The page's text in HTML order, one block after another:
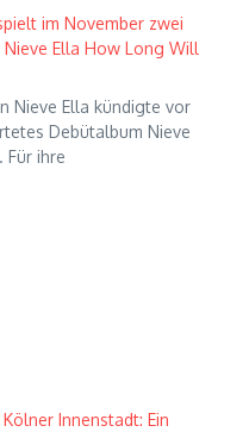
im November zwei
Ella How Long Will
Nieve Ella kündigte vor
Debütalbum Nieve
Für ihre
Innenstadt: Ein